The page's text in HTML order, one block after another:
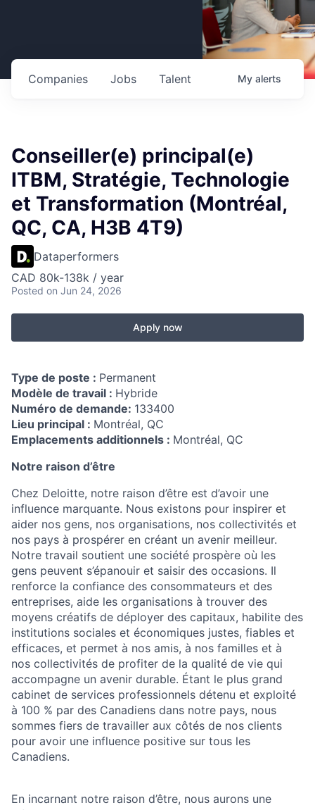
Jobs
Companies Talent My alerts
Conseiller(e) principal(e)
ITBM, Stratégie, Technologie
et Transformation (Montréal,
QC, CA, H3B 4T9)
Dataperformers
CAD 80k-138k / year
Posted on Jun 24, 2026
Apply now
Type de poste : Permanent
Modèle de travail : Hybride
Numéro de demande: 133400
Lieu principal : Montréal, QC
Emplacements additionnels : Montréal, QC
Notre raison d’être
Chez Deloitte, notre raison d’être est d’avoir une
influence marquante. Nous existons pour inspirer et
aider nos gens, nos organisations, nos collectivités et
nos pays à prospérer en créant un avenir meilleur.
Notre travail soutient une société prospère où les
gens peuvent s’épanouir et saisir des occasions. Il
renforce la confiance des consommateurs et des
entreprises, aide les organisations à trouver des
moyens créatifs de déployer des capitaux, habilite des
institutions sociales et économiques justes, fiables et
efficaces, et permet à nos amis, à nos familles et à
nos collectivités de profiter de la qualité de vie qui
accompagne un avenir durable. Étant le plus grand
cabinet de services professionnels détenu et exploité
à 100 % par des Canadiens dans notre pays, nous
sommes fiers de travailler aux côtés de nos clients
pour avoir une influence positive sur tous les
Canadiens.
En incarnant notre raison d’être, nous aurons une